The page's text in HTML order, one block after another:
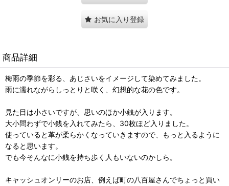
お気に入り登録
商品詳細
梅雨の季節を彩る、あじさいをイメージして染めてみました。
雨に濡れながらしっとりと咲く、幻想的な花の色です。
見た目は小さいですが、思いのほか小銭が入ります。
大小問わずで小銭を入れてみたら、30枚ほど入りました。
使っていると革が柔らかくなっていきますので、もっと入るように
なると思います。
でも今そんなに小銭を持ち歩く人もいないのかしら。
キャッシュオンリーのお店、例えば町の八百屋さんでちょっと買い